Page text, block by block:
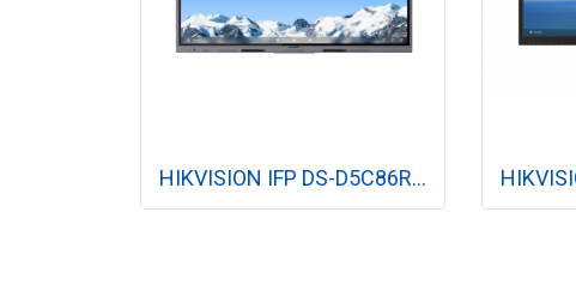
HIKVISION IFP DS-D5C86RB/B2L 86 นิ้ว 4K Interactive Display